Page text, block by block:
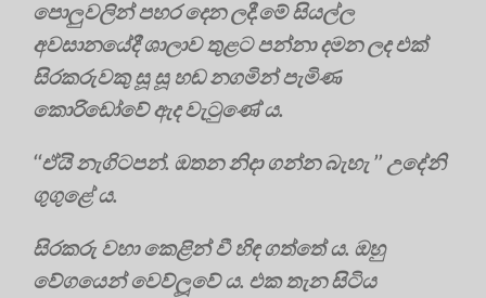
පොලුවලින් පහර දෙන ලදී.මේ සියල්ල
අවසානයේදී ශාලාව තුළට පන්නා දමන ලද එක්
සිරකරුවකු සූ සූ හඬ නගමින් පැමිණ
කොරිඩෝවේ ඇද වැටුණේ ය.
‘‘ඒයි නැගිටපන්. ඔතන නිදා ගන්න බැහැ ’’ උදේනි
ගුගුළේ ය.
සිරකරු වහා කෙළින් වී හිඳ ගත්තේ ය. ඔහු
වේගයෙන් වෙව්ලූවේ ය. එක තැන සිටිය